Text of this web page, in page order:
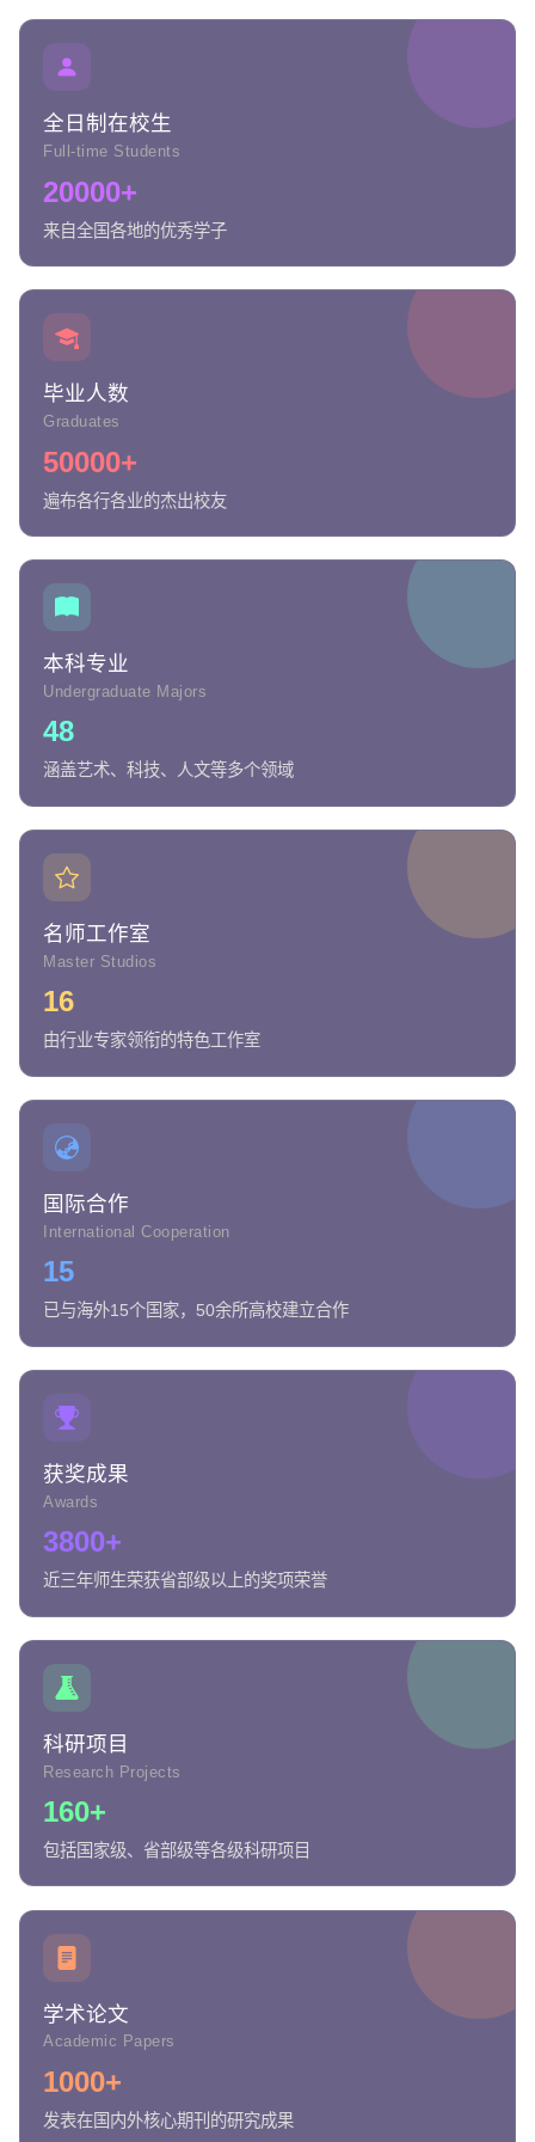
全日制在校生
Full-time Students
20000+
来自全国各地的优秀学子
毕业人数
Graduates
50000+
遍布各行各业的杰出校友
本科专业
Undergraduate Majors
48
涵盖艺术、科技、人文等多个领域
名师工作室
Master Studios
16
由行业专家领衔的特色工作室
国际合作
International Cooperation
15
已与海外15个国家，50余所高校建立合作
获奖成果
Awards
3800+
近三年师生荣获省部级以上的奖项荣誉
科研项目
Research Projects
160+
包括国家级、省部级等各级科研项目
学术论文
Academic Papers
1000+
发表在国内外核心期刊的研究成果